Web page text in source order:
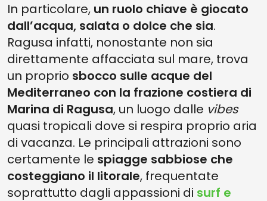
In particolare, un ruolo chiave è giocato
dall’acqua, salata o dolce che sia.
Ragusa infatti, nonostante non sia
direttamente affacciata sul mare, trova
un proprio sbocco sulle acque del
Mediterraneo con la frazione costiera di
Marina di Ragusa, un luogo dalle vibes
quasi tropicali dove si respira proprio aria
di vacanza. Le principali attrazioni sono
certamente le spiagge sabbiose che
costeggiano il litorale, frequentate
soprattutto dagli appassioni di surf e